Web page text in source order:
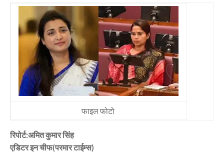
फाइल फोटो
रिपोर्ट:अमित कुमार सिंह
एडिटर इन चीफ(परमार टाईम्स)